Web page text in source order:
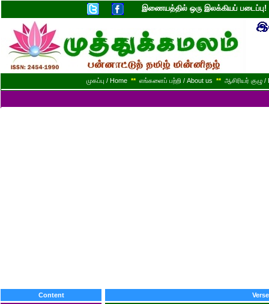
இணையத்தில் ஒரு இலக்கியப்
முகப்பு / Home ** எங்களைப் பற்றி / About us ** ஆசிரியர் குழு
Content
Verse